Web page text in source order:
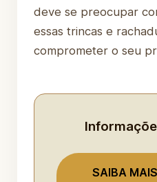
deve se preocupar
essas trincas e
comprometer o seu
SAIBA